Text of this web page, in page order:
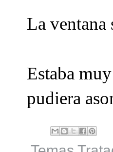
La ventana
Estaba
pudiera